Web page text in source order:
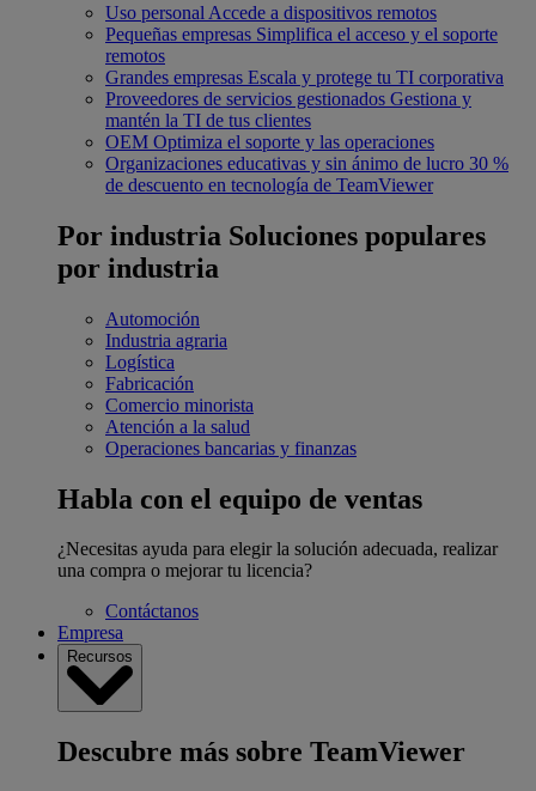
Uso personal Accede a dispositivos remotos
Pequeñas empresas Simplifica el acceso y el soporte
remotos
Grandes empresas Escala y protege tu TI corporativa
Proveedores de servicios gestionados Gestiona y
mantén la TI de tus clientes
OEM Optimiza el soporte y las operaciones
Organizaciones educativas y sin ánimo de lucro 30 %
de descuento en tecnología de TeamViewer
Por industria Soluciones populares
por industria
Automoción
Industria agraria
Logística
Fabricación
Comercio minorista
Atención a la salud
Operaciones bancarias y finanzas
Habla con el equipo de ventas
¿Necesitas ayuda para elegir la solución adecuada, realizar
una compra o mejorar tu licencia?
Contáctanos
Empresa
Recursos
Descubre más sobre TeamViewer